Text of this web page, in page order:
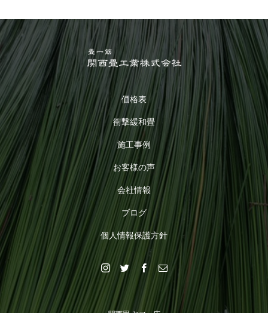
価格表
衝撃緩和畳
施工事例
お客様の声
会社情報
ブログ
個人情報保護方針